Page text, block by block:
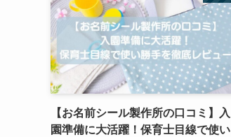
【お名前シール製作所の口コミ】入
園準備に大活躍！保育士目線で使い